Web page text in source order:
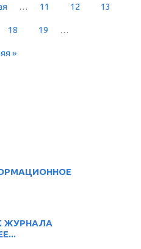
… 11 12 13
18 19 …
»
ЖУРНАЛА